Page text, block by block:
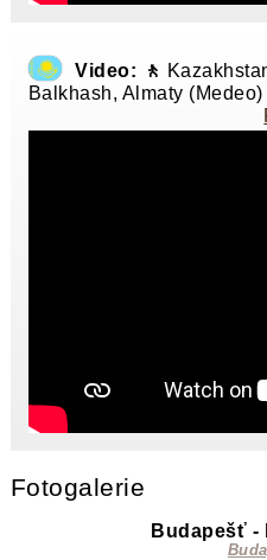
Video: 🚶
Balkhash, Almaty
Fotogalerie
Budapešť -